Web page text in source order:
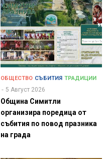
ОБЩЕСТВО СЪБИТИЯ ТРАДИЦИИ
5 Август 2026
Община Симитли
организира поредица от
събития по повод празника
на града